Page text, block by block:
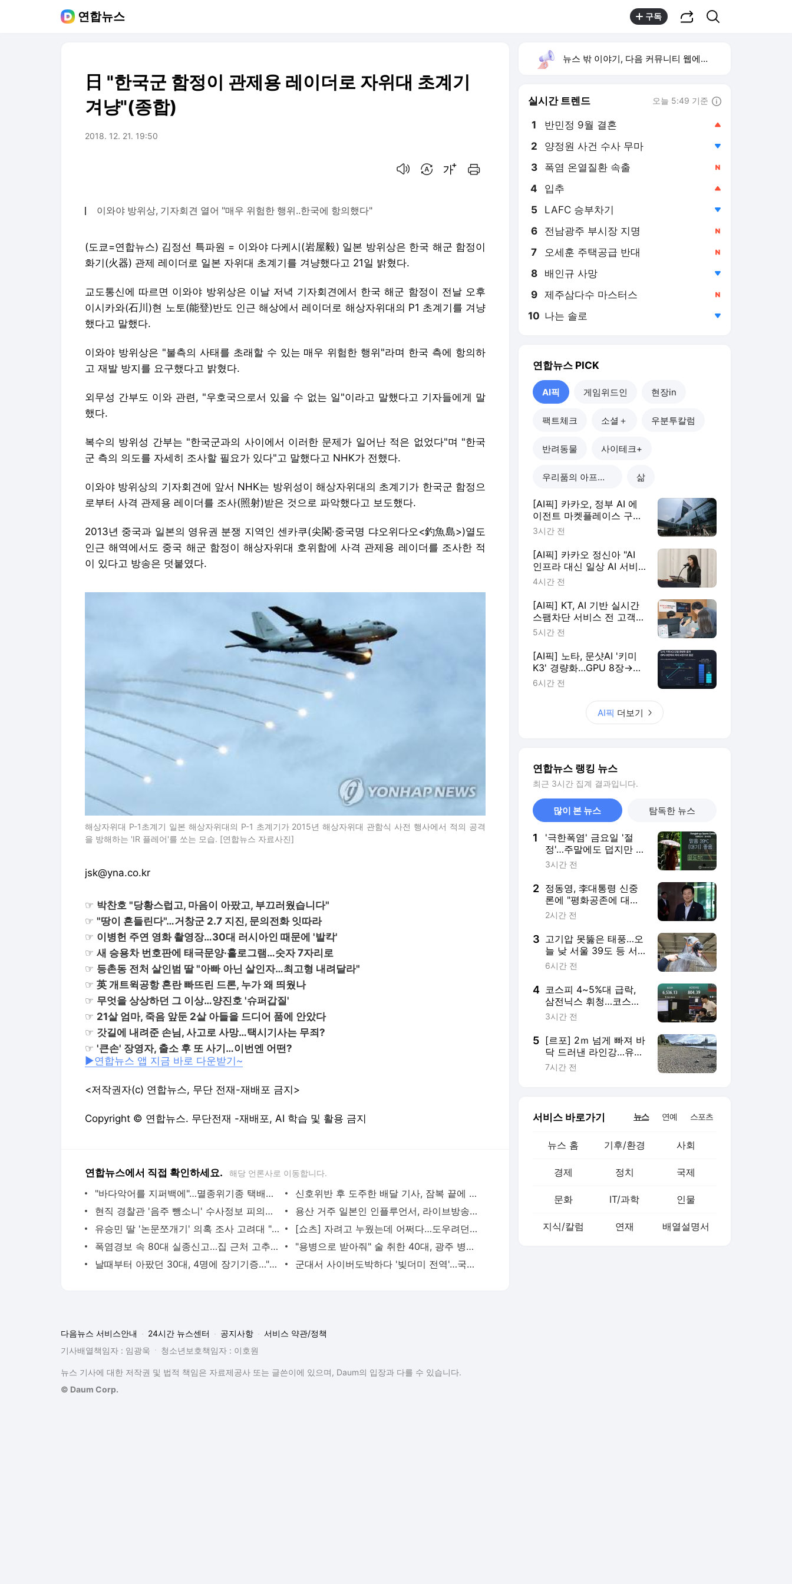
연합뉴스 구독
日 "한국군 함정이 관제용 레이더로 자위대 초계기
겨냥"(종합)
2018. 12. 21. 19:50
이와야 방위상, 기자회견 열어 "매우 위험한 행위..한국에 항의했다"
(도쿄=연합뉴스) 김정선 특파원 = 이와야 다케시(岩屋毅) 일본 방위상은 한국 해군 함정이
화기(火器) 관제 레이더로 일본 자위대 초계기를 겨냥했다고 21일 밝혔다.
교도통신에 따르면 이와야 방위상은 이날 저녁 기자회견에서 한국 해군 함정이 전날 오후
이시카와(石川)현 노토(能登)반도 인근 해상에서 레이더로 해상자위대의 P1 초계기를 겨냥
했다고 말했다.
이와야 방위상은 "불측의 사태를 초래할 수 있는 매우 위험한 행위"라며 한국 측에 항의하
고 재발 방지를 요구했다고 밝혔다.
외무성 간부도 이와 관련, "우호국으로서 있을 수 없는 일"이라고 말했다고 기자들에게 말
했다.
복수의 방위성 간부는 "한국군과의 사이에서 이러한 문제가 일어난 적은 없었다"며 "한국
군 측의 의도를 자세히 조사할 필요가 있다"고 말했다고 NHK가 전했다.
이와야 방위상의 기자회견에 앞서 NHK는 방위성이 해상자위대의 초계기가 한국군 함정으
로부터 사격 관제용 레이더를 조사(照射)받은 것으로 파악했다고 보도했다.
2013년 중국과 일본의 영유권 분쟁 지역인 센카쿠(尖閣·중국명 댜오위다오<釣魚島>)열도
인근 해역에서도 중국 해군 함정이 해상자위대 호위함에 사격 관제용 레이더를 조사한 적
이 있다고 방송은 덧붙였다.
해상자위대 P-1초계기 일본 해상자위대의 P-1 초계기가 2015년 해상자위대 관함식 사전 행사에서 적의 공격
을 방해하는 'IR 플레어'를 쏘는 모습. [연합뉴스 자료사진]
jsk@yna.co.kr
☞ 박찬호 "당황스럽고, 마음이 아팠고, 부끄러웠습니다"
☞ "땅이 흔들린다"…거창군 2.7 지진, 문의전화 잇따라
☞ 이병헌 주연 영화 촬영장…30대 러시아인 때문에 '발칵'
☞ 새 승용차 번호판에 태극문양·홀로그램…숫자 7자리로
☞ 등촌동 전처 살인범 딸 "아빠 아닌 살인자…최고형 내려달라"
☞ 英 개트윅공항 혼란 빠뜨린 드론, 누가 왜 띄웠나
☞ 무엇을 상상하던 그 이상…양진호 '슈퍼갑질'
☞ 21살 엄마, 죽음 앞둔 2살 아들을 드디어 품에 안았다
☞ 갓길에 내려준 손님, 사고로 사망…택시기사는 무죄?
☞ '큰손' 장영자, 출소 후 또 사기…이번엔 어떤?
▶연합뉴스 앱 지금 바로 다운받기~
<저작권자(c) 연합뉴스, 무단 전재-재배포 금지>
Copyright © 연합뉴스. 무단전재 -재배포, AI 학습 및 활용 금지
연합뉴스에서 직접 확인하세요. 해당 언론사로 이동합니다.
"바다악어를 지퍼백에"…멸종위기종 택배로 판매한 조직 재판행 | 연합뉴스
신호위반 후 도주한 배달 기사, 잠복 끝에 잡고 보니 수배자 | 연합뉴스
현직 경찰관 '음주 뺑소니' 수사정보 피의자 지인에 유출 의혹(종합) | 연합뉴스
용산 거주 일본인 인플루언서, 라이브방송 도중 사망 | 연합뉴스
유승민 딸 '논문쪼개기' 의혹 조사 고려대 "연구부정행위 아냐" | 연합뉴스
[쇼츠] 자려고 누웠는데 어쩌다…도우려던 친구마저 | 연합뉴스
폭염경보 속 80대 실종신고…집 근처 고추밭서 숨진 채 발견 | 연합뉴스
"용병으로 받아줘" 술 취한 40대, 광주 병무청 주차장서 난동 | 연합뉴스
날때부터 아팠던 30대, 4명에 장기기증…"너를 키우며 행복했어" | 연합뉴스
군대서 사이버도박하다 '빚더미 전역'…국방부, 자진신고제 검토 | 연합뉴스
뉴스 밖 이야기, 다음 커뮤니티 웹에서 보기
실시간 트렌드 오늘 5:49 기준
1 반민정 9월 결혼
2 양정원 사건 수사 무마
3 폭염 온열질환 속출
4 입추
5 LAFC 승부차기
6 전남광주 부시장 지명
7 오세훈 주택공급 반대
8 배인규 사망
9 제주삼다수 마스터스
10 나는 솔로
연합뉴스 PICK
AI픽 게임위드인 현장in
팩트체크 소셜＋ 우분투칼럼
반려동물 사이테크+
우리품의 아프리카인 삶
[AI픽] 카카오, 정부 AI 에
이전트 마켓플레이스 구축
한다
3시간 전
[AI픽] 카카오 정신아 "AI
인프라 대신 일상 AI 서비
스에 집중"
4시간 전
[AI픽] KT, AI 기반 실시간
스팸차단 서비스 전 고객
확대
5시간 전
[AI픽] 노타, 문샷AI '키미
K3' 경량화…GPU 8장→4
장 줄여
6시간 전
AI픽 더보기
연합뉴스 랭킹 뉴스
최근 3시간 집계 결과입니다.
많이 본 뉴스 탐독한 뉴스
1
'극한폭염' 금요일 '절
정'…주말에도 덥지만 한
풀 꺾인다
3시간 전
2 정동영, 李대통령 신중
론에 "평화공존에 대한
확실한 의지"(종합)
2시간 전
3 고기압 못뚫은 태풍…오
늘 낮 서울 39도 등 서
쪽 기록적 폭염
6시간 전
4 코스피 4~5%대 급락,
삼전닉스 휘청…코스닥
도 하락
3시간 전
5 [르포] 2ｍ 넘게 빠져 바
닥 드러낸 라인강…유럽
의 대동맥이 말랐다
7시간 전
서비스 바로가기 뉴스 연예 스포츠
뉴스 홈 기후/환경 사회
경제 정치 국제
문화 IT/과학 인물
지식/칼럼 연재 배열설명서
다음뉴스 서비스안내 24시간 뉴스센터 공지사항
서비스 약관/정책
기사배열책임자 : 임광욱
청소년보호책임자 : 이호원
뉴스 기사에 대한 저작권 및 법적 책임은 자료제공사 또는 글쓴이에 있으며, Daum의 입장과 다를 수 있습니다.
© Daum Corp.